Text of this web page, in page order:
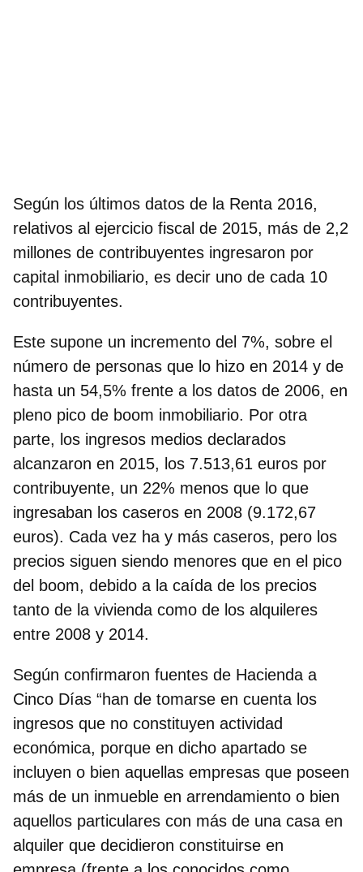
Según los últimos datos de la Renta 2016,
relativos al ejercicio fiscal de 2015, más de 2,2
millones de contribuyentes ingresaron por
capital inmobiliario, es decir uno de cada 10
contribuyentes.
Este supone un incremento del 7%, sobre el
número de personas que lo hizo en 2014 y de
hasta un 54,5% frente a los datos de 2006, en
pleno pico de boom inmobiliario. Por otra
parte, los ingresos medios declarados
alcanzaron en 2015, los 7.513,61 euros por
contribuyente, un 22% menos que lo que
ingresaban los caseros en 2008 (9.172,67
euros). Cada vez ha y más caseros, pero los
precios siguen siendo menores que en el pico
del boom, debido a la caída de los precios
tanto de la vivienda como de los alquileres
entre 2008 y 2014.
Según confirmaron fuentes de Hacienda a
Cinco Días “han de tomarse en cuenta los
ingresos que no constituyen actividad
económica, porque en dicho apartado se
incluyen o bien aquellas empresas que poseen
más de un inmueble en arrendamiento o bien
aquellos particulares con más de una casa en
alquiler que decidieron constituirse en